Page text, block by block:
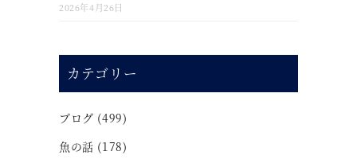
2026年4月26日
カテゴリー
ブログ (499)
魚の話 (178)